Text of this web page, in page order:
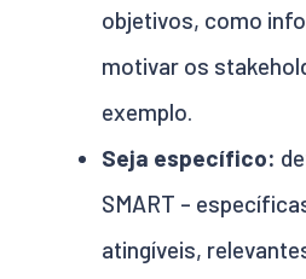
objetivos, como
motivar os
exemplo.
Seja específico:
SMART –
atingíveis,